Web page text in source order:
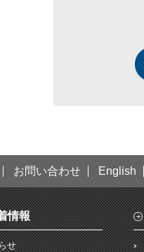
お問い合わせ English
情報
せ